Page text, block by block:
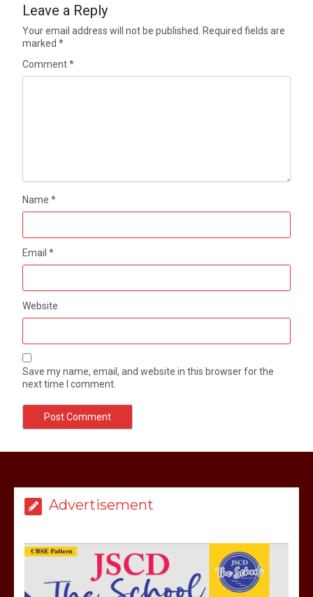
Leave a Reply
Your email address will not be published.
Required fields are
marked*
Comment*
Name*
Email*
Website
Save my name, email, and website in this browser for the
next time I comment.
Advertisement
उठाकर खाते कुत्ते का वीडियो इंटरनेट पर जमकर
हो रहा वायरल